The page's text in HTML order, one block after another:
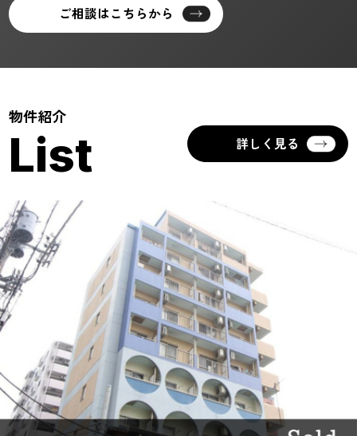
ご相談はこちらから
物件紹介
List 詳しく見る